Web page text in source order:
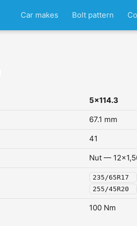
Car makes Bolt pattern
5x114.3
67.1 mm
41
Nut —
235/65R17
255/45R20
100 Nm